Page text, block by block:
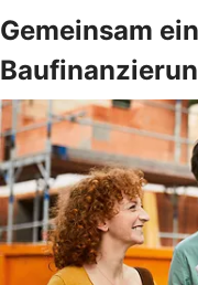
Gemeinsam